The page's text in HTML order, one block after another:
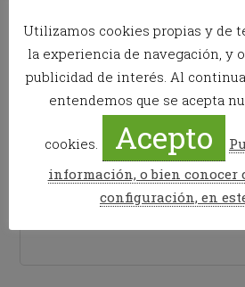
con*
Comentario*
Utilizamos cookies propias y de
la experiencia de navegación, y
publicidad de interés. Al
entendemos que se acepta
cookies. Acepto
información, o bien conocer
configuración, en